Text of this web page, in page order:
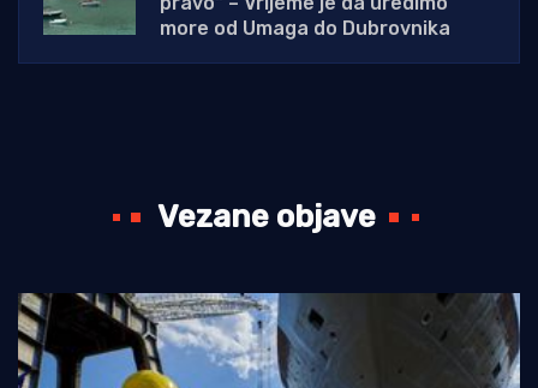
more od Umaga do Dubrovnika
Vezane objave